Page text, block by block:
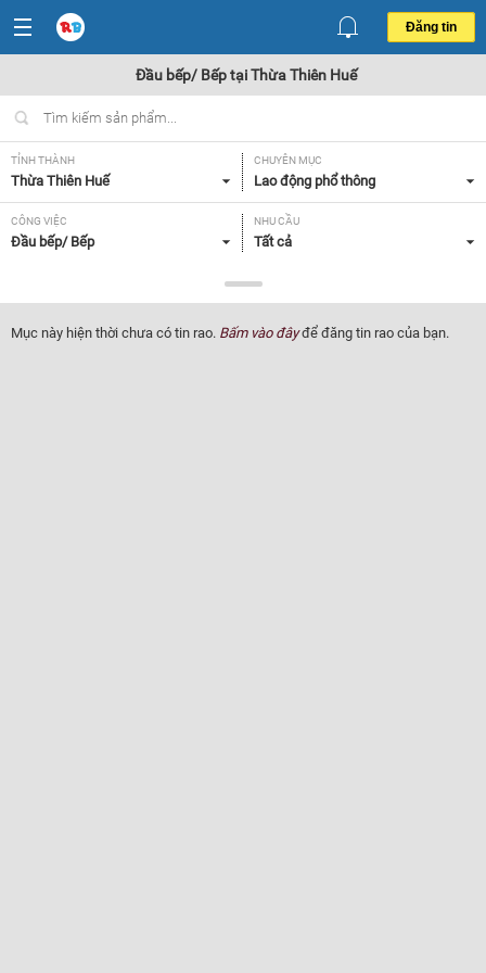
Đăng tin
Đầu bếp/ Bếp tại Thừa Thiên Huế
TỈNH THÀNH
Thừa Thiên Huế
CHUYÊN MỤC
Lao động phổ thông
CÔNG VIỆC
Đầu bếp/ Bếp
NHU CẦU
Tất cả
Tất cả
Mục này hiện thời chưa có tin rao. Bấm vào đâyđể đăng tin rao của bạn.